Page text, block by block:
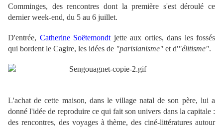
Comminges, des rencontres dont la première s'est déroulé ce
dernier week-end, du 5 au 6 juillet.
D'entrée, Catherine Soëtemondt jette aux orties, dans les fossés
qui bordent le Cagire, les idées de "parisianisme" et d'"élitisme".
L'achat de cette maison, dans le village natal de son père, lui a
donné l'idée de reproduire ce qui fait son univers dans la capitale :
des rencontres, des voyages à thème, des ciné-littératures autour